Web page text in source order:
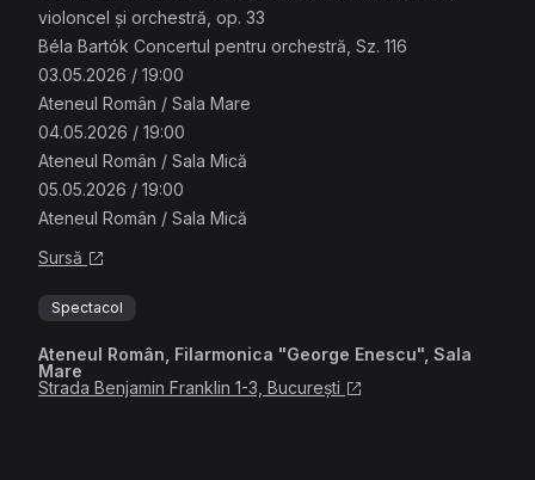
violoncel și orchestră, op. 33
Béla Bartók Concertul pentru orchestră, Sz. 116
03.05.2026 / 19:00
Ateneul Român / Sala Mare
04.05.2026 / 19:00
Ateneul Român / Sala Mică
05.05.2026 / 19:00
Ateneul Român / Sala Mică
Sursă
Spectacol
Ateneul Român, Filarmonica "George Enescu", Sala
Mare
Strada Benjamin Franklin 1-3, București